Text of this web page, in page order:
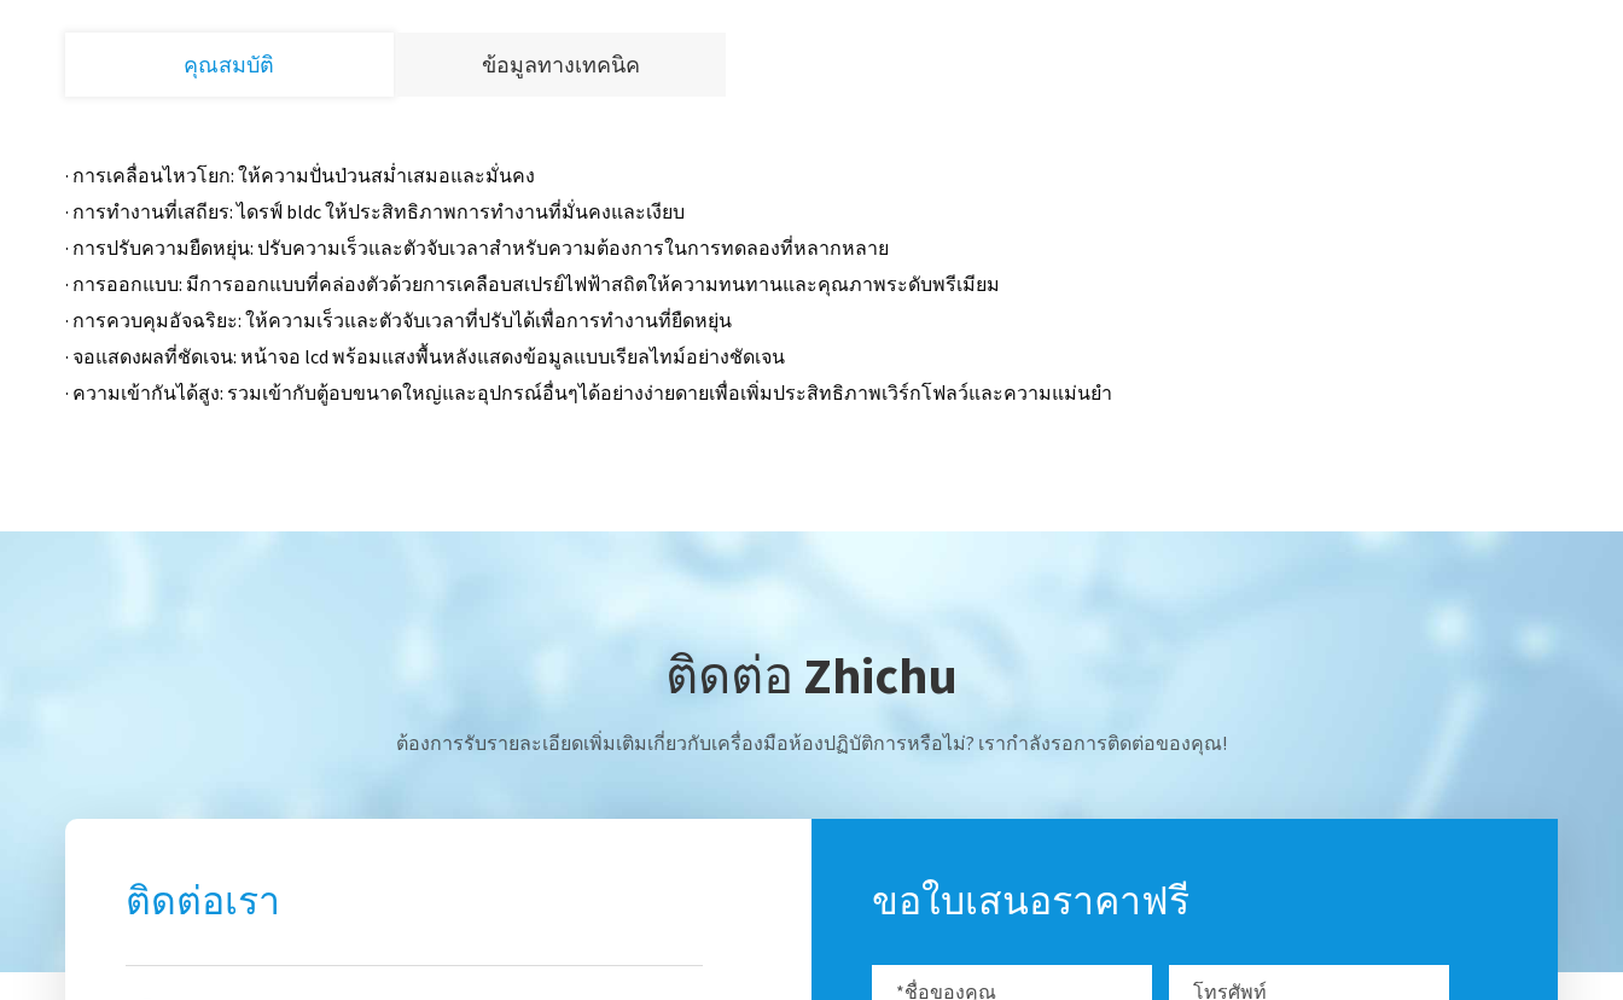
คุณสมบัติ ข้อมูลทางเทคนิค
· การเคลื่อนไหวโยก: ให้ความปั่นป่วนสม่ำเสมอและมั่นคง
· การทำงานที่เสถียร: ไดรฟ์ bldc ให้ประสิทธิภาพการทำงานที่มั่นคงและเงียบ
· การปรับความยืดหยุ่น: ปรับความเร็วและตัวจับเวลาสำหรับความต้องการในการทดลองที่หลากหลาย
· การออกแบบ: มีการออกแบบที่คล่องตัวด้วยการเคลือบสเปรย์ไฟฟ้าสถิตให้ความทนทานและคุณภาพระดับพรีเมียม
· การควบคุมอัจฉริยะ: ให้ความเร็วและตัวจับเวลาที่ปรับได้เพื่อการทำงานที่ยืดหยุ่น
· จอแสดงผลที่ชัดเจน: หน้าจอ lcd พร้อมแสงพื้นหลังแสดงข้อมูลแบบเรียลไทม์อย่างชัดเจน
· ความเข้ากันได้สูง: รวมเข้ากับตู้อบขนาดใหญ่และอุปกรณ์อื่นๆได้อย่างง่ายดายเพื่อเพิ่มประสิทธิภาพเวิร์กโฟลว์และความแม่นยำ
ติดต่อ Zhichu
ต้องการรับรายละเอียดเพิ่มเติมเกี่ยวกับเครื่องมือห้องปฏิบัติการหรือไม่? เรากำลังรอการติดต่อของคุณ!
ติดต่อเรา ขอใบเสนอราคาฟรี